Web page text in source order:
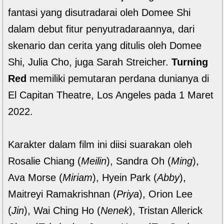
fantasi yang disutradarai oleh Domee Shi
dalam debut fitur penyutradaraannya, dari
skenario dan cerita yang ditulis oleh Domee
Shi, Julia Cho, juga Sarah Streicher. Turning
Red memiliki pemutaran perdana dunianya di
El Capitan Theatre, Los Angeles pada 1 Maret
2022.
Karakter dalam film ini diisi suarakan oleh
Rosalie Chiang (Meilin), Sandra Oh (Ming),
Ava Morse (Miriam), Hyein Park (Abby),
Maitreyi Ramakrishnan (Priya), Orion Lee
(Jin), Wai Ching Ho (Nenek), Tristan Allerick